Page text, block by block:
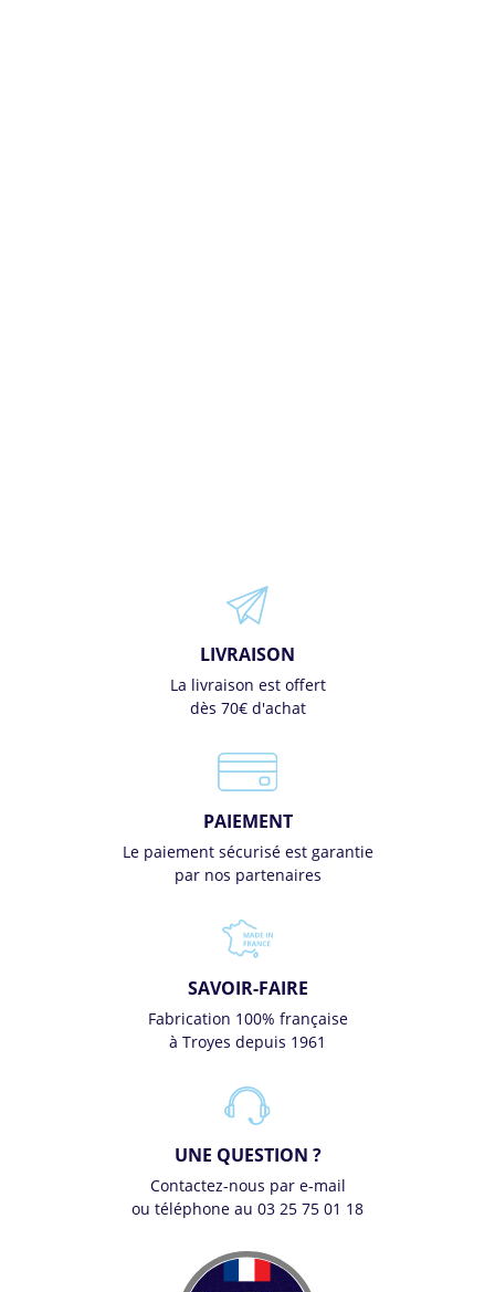
LIVRAISON
La livraison est offert
dès 70€ d'achat
PAIEMENT
Le paiement sécurisé est garantie
par nos partenaires
SAVOIR-FAIRE
Fabrication 100% française
à Troyes depuis 1961
UNE QUESTION ?
Contactez-nous par e-mail
ou téléphone au 03 25 75 01 18